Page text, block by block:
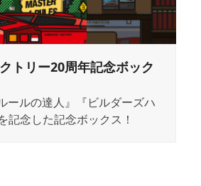
トリー20周年記念ボック
ールの達人』『ビルダーズハ
記念した記念ボックス！